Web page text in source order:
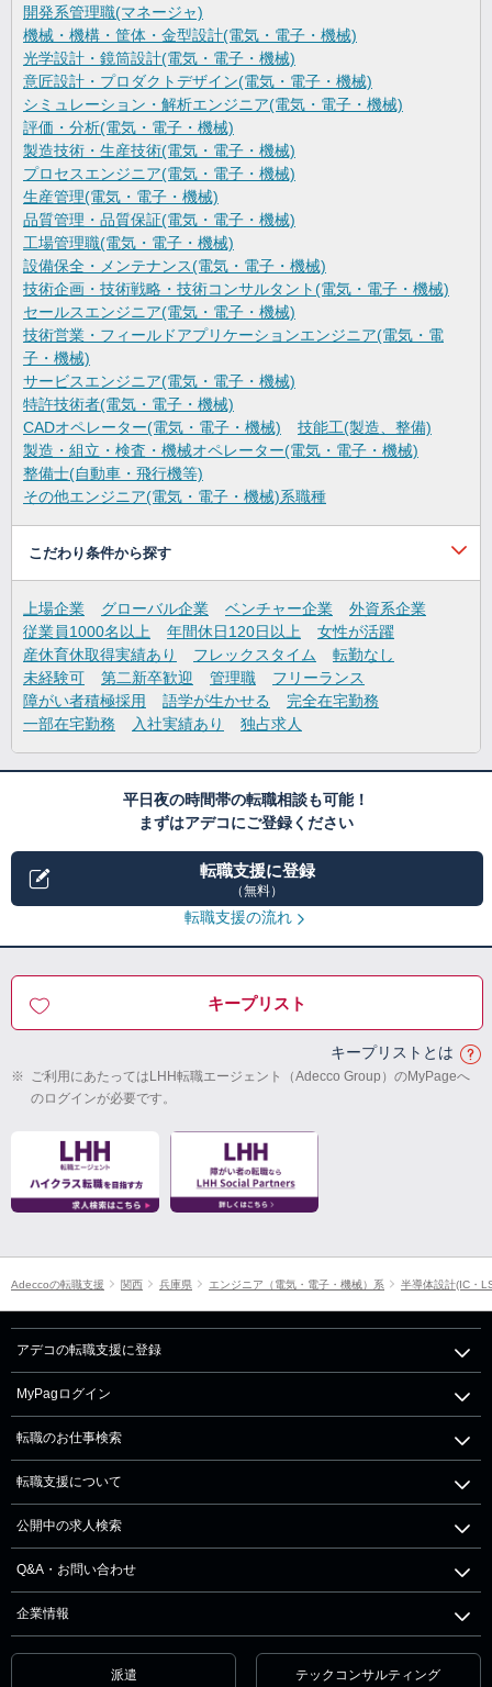
開発系管理職(マネージャ)
機械・機構・筐体・金型設計(電気・電子・機械)
光学設計・鏡筒設計(電気・電子・機械)
意匠設計・プロダクトデザイン(電気・電子・機械)
シミュレーション・解析エンジニア(電気・電子・機械)
評価・分析(電気・電子・機械)
製造技術・生産技術(電気・電子・機械)
プロセスエンジニア(電気・電子・機械)
生産管理(電気・電子・機械)
品質管理・品質保証(電気・電子・機械)
工場管理職(電気・電子・機械)
設備保全・メンテナンス(電気・電子・機械)
技術企画・技術戦略・技術コンサルタント(電気・電子・機械)
セールスエンジニア(電気・電子・機械)
技術営業・フィールドアプリケーションエンジニア(電気・電
子・機械)
サービスエンジニア(電気・電子・機械)
特許技術者(電気・電子・機械)
CADオペレーター(電気・電子・機械)
技能工(製造、整備)
製造・組立・検査・機械オペレーター(電気・電子・機械)
整備士(自動車・飛行機等)
その他エンジニア(電気・電子・機械)系職種
こだわり条件から探す
上場企業 グローバル企業 ベンチャー企業
外資系企業
従業員1000名以上
年間休日120日以上
女性が活躍
産休育休取得実績あり
フレックスタイム
転勤なし
未経験可
第二新卒歓迎 管理職
フリーランス
障がい者積極採用
語学が生かせる
完全在宅勤務
一部在宅勤務
入社実績あり 独占求人
平日夜の時間帯の転職相談も可能！
まずはアデコにご登録ください
転職支援に登録
（無料）
転職支援の流れ
キープリスト
キープリストとは
※ ご利用にあたってはLHH転職エージェント（Adecco Group）のMyPageへ
のログインが必要です。
Adeccoの転職支援 関西 兵庫県 エンジニア（電気・電子・機械）系 半導体設計(IC・
アデコの転職支援に登録
MyPagログイン
転職のお仕事検索
転職支援について
公開中の求人検索
Q&A・お問い合わせ
企業情報
派遣 テックコンサルティング